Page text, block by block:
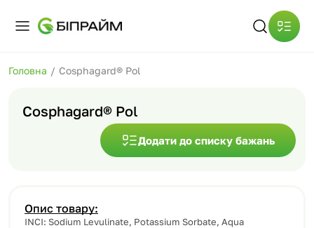
Головна / Cosphagard® Pol
Cosphagard® Pol
Додати до списку бажань
Опис товару:
INCI: Sodium Levulinate, Potassium Sorbate, Aqua